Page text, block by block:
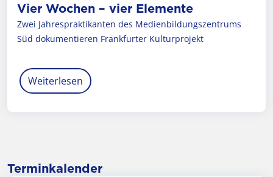
Vier Wochen – vier Elemente
Zwei Jahrespraktikanten des Medienbildungszentrums
Süd dokumentieren Frankfurter Kulturprojekt
Weiterlesen
Terminkalender